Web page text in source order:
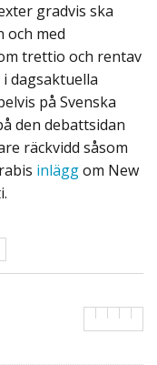
gradvis ska
och med
trettio och rentav
dagsaktuella
på Svenska
den debattsidan
räckvidd såsom
inläggom New